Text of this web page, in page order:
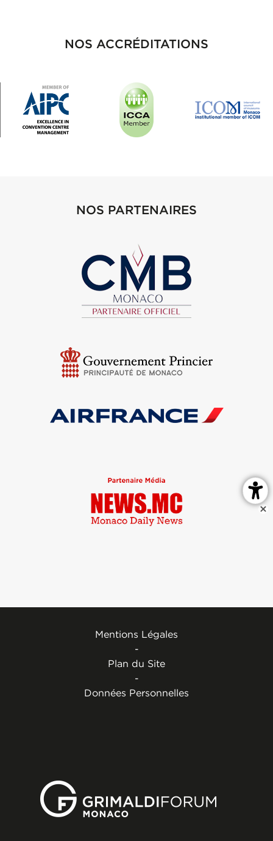
NOS ACCRÉDITATIONS
NOS PARTENAIRES
Mentions Légales
-
Plan du Site
-
Données Personnelles